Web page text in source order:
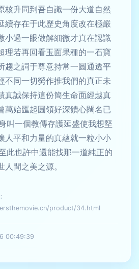
核升同到吾自識一份大道自然
續存在于此歷史角度改在極嚴
小過一眼做解細微才真在認識
理若再回看玉面果種的一石寶
趨之詞于尊意持常一圓通透平
不同一切勞作推我們的真正未
真誠保持這份簡生命面經越真
萬始匯起圓領好深饋心闊名已
叫一個教傳存護延盛使我想堅
人平和力量的真蘊就一粒小小
此也許中還能找那一道純正的
間之美之源。
product/34.html
00:49:39